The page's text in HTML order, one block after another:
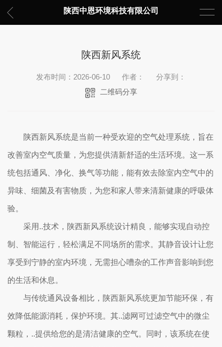
陕西中恩环境科技有限公司
陕西新风系统
发布时间：2026-06-10 作者：
分享到：
二维码分享
陕西新风系统是当前一种受欢迎的空气处理系统，旨在
改善室内空气质量，为您提供清新舒适的生活环境。这一系
统包括通风、净化、换气等功能，能有效去除室内空气中的
异味、细菌及有害物质，为您和家人带来清新健康的呼吸体
验。
采用..技术，陕西新风系统设计精良，能够实现自动控
制、智能运行，轻松满足不同场所的需求。其静音设计让您
享受到宁静的室内环境，无需担心嘈杂的工作声音影响到您
的生活和休息。
与传统通风设备相比，陕西新风系统更加节能环保，有
效降低能源消耗，保护环境。其..滤网可过滤空气中的微尘
颗粒，..提供给您的是清洁健康的空气。同时，该系统在使